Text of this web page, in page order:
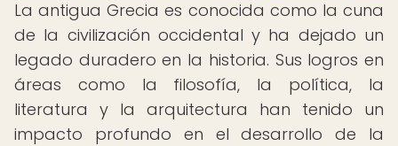
La antigua Grecia es conocida como la cuna
de la civilización occidental y ha dejado un
legado duradero en la historia. Sus logros en
áreas como la filosofía, la política, la
literatura y la arquitectura han tenido un
impacto profundo en el desarrollo de la